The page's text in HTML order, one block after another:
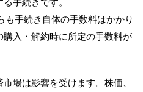
手続きです。
も手続き自体の手数料はかかり
入・解約時に所定の手数料が
場は影響を受けます。株価、